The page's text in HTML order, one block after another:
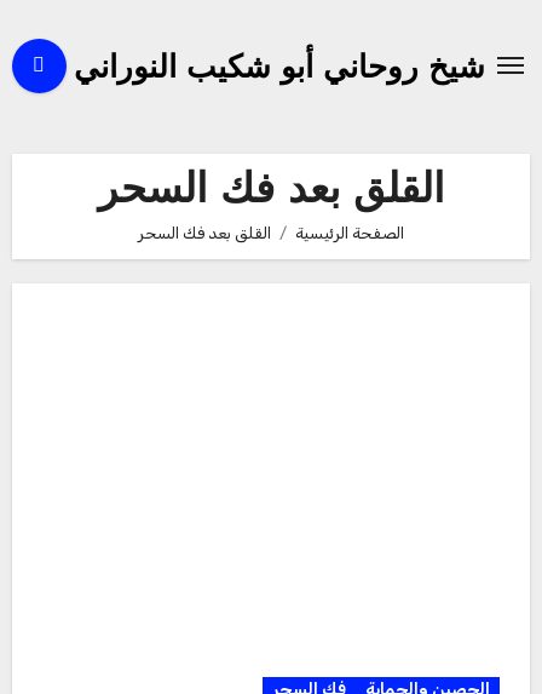
المحتوىشيخ روحاني أبو شكيب النوراني
القلق بعد فك السحر
الصفحة الرئيسية القلق بعد فك السحر